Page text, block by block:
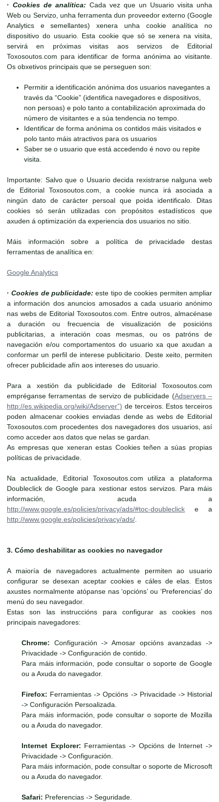
· Cookies de analítica: Cada vez que un Usuario visita unha
Web ou Servizo, unha ferramenta dun proveedor externo (Google
Analytics e semellantes) xenera unha cookie analítica no
dispositivo do usuario. Esta cookie que só se xenera na visita,
servirá en próximas visitas aos servizos de Editorial
Toxosoutos.com para identificar de forma anónima ao visitante.
Os obxetivos principais que se perseguen son:
Permitir a identificación anónima dos usuarios navegantes a
través da “Cookie” (identifica navegadores e dispositivos,
non persoas) e polo tanto a contabilización aproximada do
número de visitantes e a súa tendencia no tempo.
Identificar de forma anónima os contidos máis visitados e
polo tanto máis atractivos para os usuarios
Saber se o usuario que está accedendo é novo ou repite
visita.
Importante: Salvo que o Usuario decida rexistrarse nalguna web
de Editorial Toxosoutos.com, a cookie nunca irá asociada a
ningún dato de carácter persoal que poida identificalo. Ditas
cookies só serán utilizadas con propósitos estadísticos que
axuden á optimización da experiencia dos usuarios no sitio.
Máis información sobre a política de privacidade destas
ferramentas de analítica en:
Google Analytics
·Cookies de publicidade: este tipo de cookies permiten ampliar
a información dos anuncios amosados a cada usuario anónimo
nas webs de Editorial Toxosoutos.com. Entre outros, almacénase
a duración ou frecuencia de visualización de posicións
publicitarias, a interación coas mesmas, ou os patróns de
navegación e/ou comportamentos do usuario xa que axudan a
conformar un perfil de interese publicitario. Deste xeito, permiten
ofrecer publicidade afín aos intereses do usuario.
Para a xestión da publicidade de Editorial Toxosoutos.com
empréganse ferramentas de servizo de publicidade (Adservers –
http://es.wikipedia.org/wiki/Adserver”) de terceiros. Estos terceiros
poden almacenar cookies enviadas dende as webs de Editorial
Toxosoutos.com procedentes dos navegadores dos usuarios, así
como acceder aos datos que nelas se gardan.
As empresas que xeneran estas Cookies teñen a súas propias
políticas de privacidade.
Na actualidade, Editorial Toxosoutos.com utiliza a plataforma
Doubleclick de Google para xestionar estos servizos. Para máis
información, acuda a
http://www.google.es/policies/privacy/ads/#toc-doubleclick e a
http://www.google.es/policies/privacy/ads/
3. Cómo deshabilitar as cookies no navegador
A maioría de navegadores actualmente permiten ao usuario
configurar se desexan aceptar cookies e cáles de elas. Estos
axustes normalmente atópanse nas ‘opcións’ ou ‘Preferencias’ do
menú do seu navegador.
Estas son las instruccións para configurar as cookies nos
principais navegadores:
Chrome: Configuración -> Amosar opcións avanzadas ->
Privacidade -> Configuración de contido.
Para máis información, pode consultar o soporte de Google
ou a Axuda do navegador.
Firefox: Ferramientas -> Opcións -> Privacidade -> Historial
-> Configuración Persoalizada.
Para máis información, pode consultar o soporte de Mozilla
ou a Axuda do navegador.
Internet Explorer: Ferramientas -> Opcións de Internet ->
Privacidade -> Configuración.
Para máis información, pode consultar o soporte de Microsoft
ou a Axuda do navegador.
Safari: Preferencias -> Seguridade.